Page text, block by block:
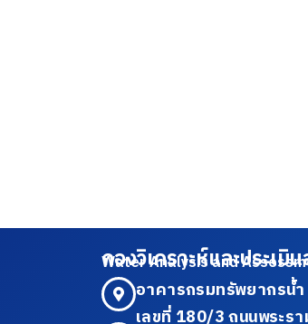
กองวิเคราะห์และประเ
Water Analysis and
อาคารกรมทรัพยากรน้
เลขที่ 180/3 ถนนพระร